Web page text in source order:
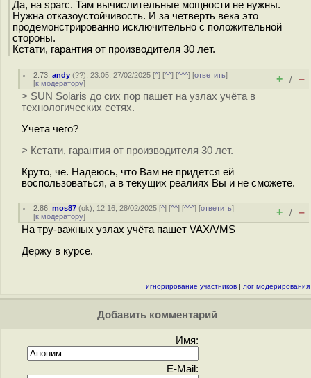
Да, на sparc. Там вычислительные мощности не нужны.
Нужна отказоустойчивость. И за четверть века это
продемонстрированно исключительно с положительной
стороны.
Кстати, гарантия от производителя 30 лет.
2.73 ,andy (??), 23:05, 27/02/2025 [^] [^^] [^^^] [ответить]
[к модератору] + / –
> SUN Solaris до сих пор пашет на узлах учёта в
технологических сетях.
Учета чего?
> Кстати, гарантия от производителя 30 лет.
Круто, че. Надеюсь, что Вам не придется ей
воспользоваться, а в текущих реалиях Вы и не сможете.
2.86 ,mos87 (ok), 12:16, 28/02/2025 [^] [^^] [^^^] [ответить]
[к модератору] + / –
На тру-важных узлах учёта пашет VAX/VMS
Держу в курсе.
игнорирование участников | лог модерирования
Добавить комментарий
Имя:
E-Mail: